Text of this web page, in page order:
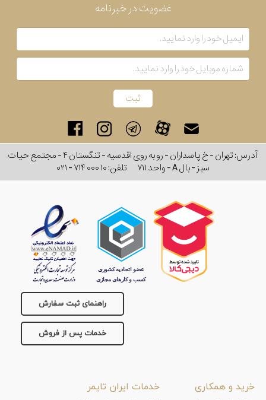
عضویت در خبرنامه
آدرس: تهران - خ پاسداران - رو به روی اقدسیه - تنگستان ۴ - مجتمع حیات
سبز - بال A - واحد ۷۱۱
تلفن:۰۲۱ - ۷۱۴ ۰۰۰ ۱۰
راهنمای ثبت سفارش
خدمات پس از فروش
خرید و همکاری خدمات ایران تایمر